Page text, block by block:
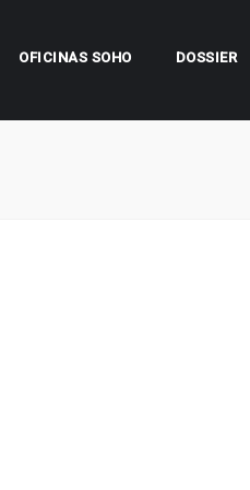
OFICINAS SOHO DOSSIER